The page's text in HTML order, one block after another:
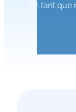
En tant